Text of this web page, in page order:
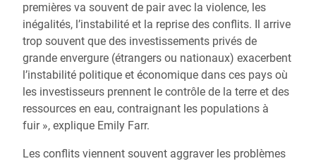
premières va souvent de pair avec la violence, les
inégalités, l’instabilité et la reprise des conflits. Il arrive
trop souvent que des investissements privés de
grande envergure (étrangers ou nationaux) exacerbent
l’instabilité politique et économique dans ces pays où
les investisseurs prennent le contrôle de la terre et des
ressources en eau, contraignant les populations à
fuir », explique Emily Farr.
Les conflits viennent souvent aggraver les problèmes